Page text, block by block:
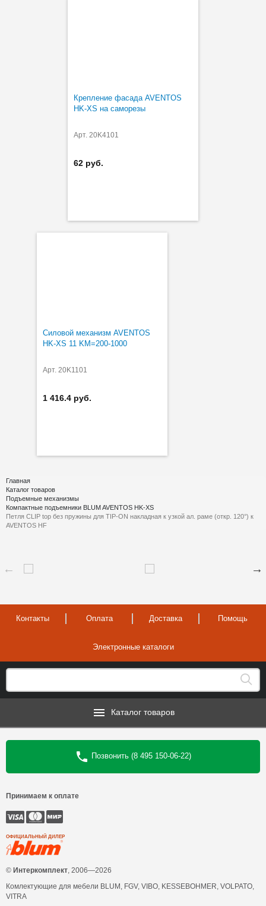
Крепление фасада AVENTOS
HK-XS на саморезы
Арт. 20K4101
62 руб.
Силовой механизм AVENTOS
HK-XS 11 KM=200-1000
Арт. 20K1101
1 416.4 руб.
Главная
Каталог товаров
Подъемные механизмы
Компактные подъемники BLUM AVENTOS HK-XS
Петля CLIP top без пружины для TIP-ON накладная к узкой ал. раме (откр. 120°) к
AVENTOS HF
Контакты Оплата Доставка Помощь
Электронные каталоги
Каталог товаров
Позвонить (8 495 150-06-22)
Принимаем к оплате
ОФИЦИАЛЬНЫЙ ДИЛЕР
© Интеркомплект , 2006—2026
Комлектующие для мебели BLUM, FGV, VIBO, KESSEBOHMER, VOLPATO,
VITRA